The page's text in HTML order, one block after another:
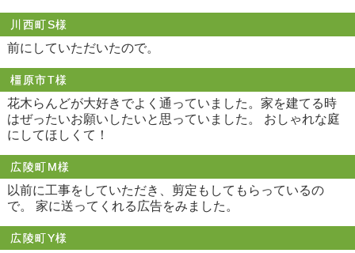
川西町S様
前にしていただいたので。
橿原市T様
花木らんどが大好きでよく通っていました。家を建てる時
はぜったいお願いしたいと思っていました。 おしゃれな庭
にしてほしくて！
広陵町M様
以前に工事をしていただき、剪定もしてもらっているの
で。 家に送ってくれる広告をみました。
広陵町Y様